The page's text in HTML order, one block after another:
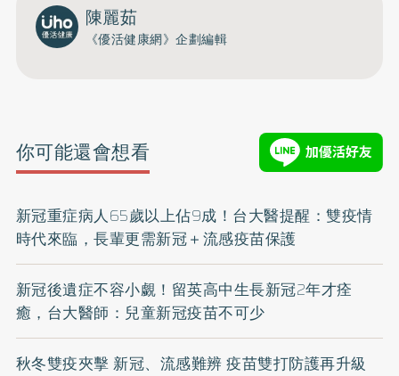
陳麗茹
《優活健康網》企劃編輯
你可能還會想看
新冠重症病人65歲以上佔9成！台大醫提醒：雙疫情
時代來臨，長輩更需新冠＋流感疫苗保護
新冠後遺症不容小覷！留英高中生長新冠2年才痊
癒，台大醫師：兒童新冠疫苗不可少
秋冬雙疫夾擊 新冠、流感難辨 疫苗雙打防護再升級